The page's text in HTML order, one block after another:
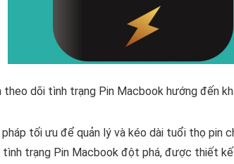
dõi tình trạng Pin Macbook hướng đến
tối ưu để quản lý và kéo dài tuổi thọ pin
tình trạng Pin Macbook đột phá, được thiết